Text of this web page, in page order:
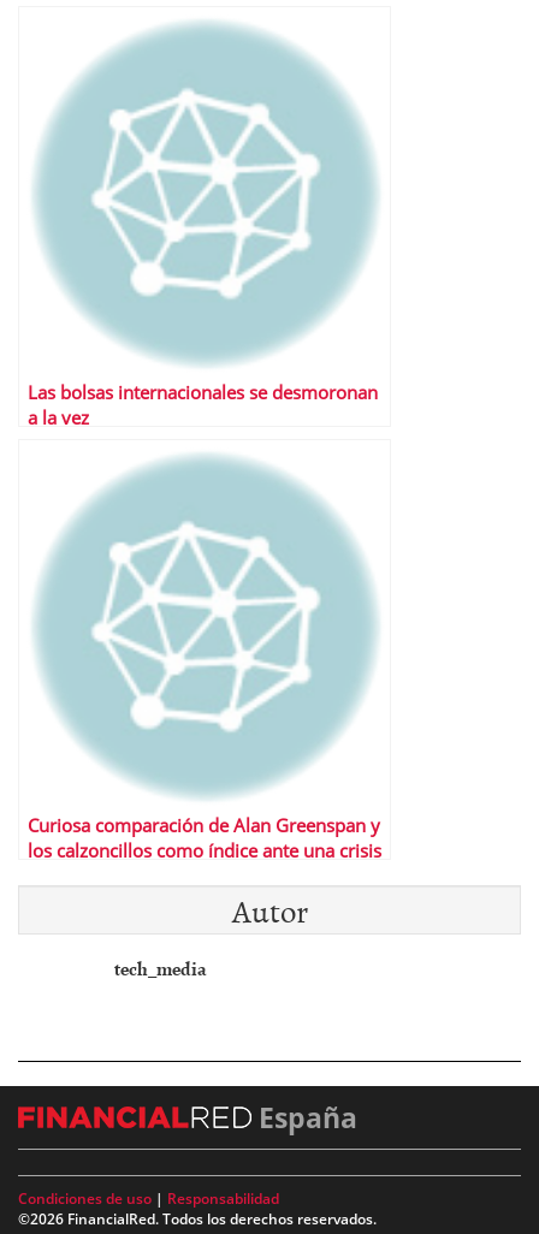
Las bolsas internacionales se desmoronan
a la vez
Curiosa comparación de Alan Greenspan y
los calzoncillos como índice ante una crisis
Autor
tech_media
España
Condiciones de uso | Responsabilidad
©2026 FinancialRed. Todos los derechos reservados.